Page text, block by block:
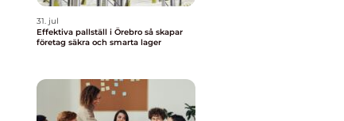
31. jul
Effektiva pallställ i Örebro så skapar
företag säkra och smarta lager